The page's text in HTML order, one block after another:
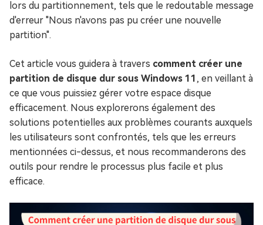
lors du partitionnement, tels que le redoutable message
d'erreur "Nous n'avons pas pu créer une nouvelle
partition".
Cet article vous guidera à travers comment créer une
partition de disque dur sous Windows 11, en veillant à
ce que vous puissiez gérer votre espace disque
efficacement. Nous explorerons également des
solutions potentielles aux problèmes courants auxquels
les utilisateurs sont confrontés, tels que les erreurs
mentionnées ci-dessus, et nous recommanderons des
outils pour rendre le processus plus facile et plus
efficace.